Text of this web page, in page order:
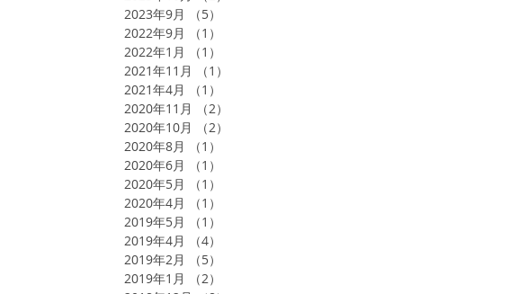
2023年9月
（5）
2022年9月
（1）
2022年1月
（1）
2021年11月
（1）
2021年4月
（1）
2020年11月
（2）
2020年10月
（2）
2020年8月
（1）
2020年6月
（1）
2020年5月
（1）
2020年4月
（1）
2019年5月
（1）
2019年4月
（4）
2019年2月
（5）
2019年1月
（2）